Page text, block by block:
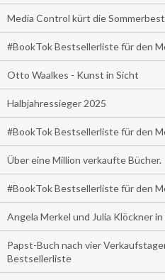
Media Control kürt die
#BookTok Bestsellerliste für den
Otto Waalkes - Kunst in Sicht
Halbjahressieger 2025
#BookTok Bestsellerliste für den
Über eine Million verkaufte Bücher.
#BookTok Bestsellerliste für den
Angela Merkel und Julia Klöckner
Papst-Buch nach vier
Bestsellerliste